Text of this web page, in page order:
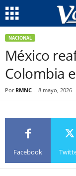
NACIONAL
México
Colombia
Por RMNC - 8 mayo, 2026
Facebook